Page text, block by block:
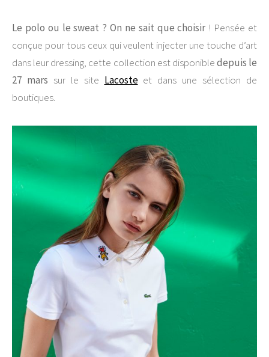
Le polo ou le sweat ? On ne sait que choisir! Pensée et
conçue pour tous ceux qui veulent injecter une touche d’art
dans leur dressing, cette collection est disponibledepuis le
27 mars sur le site Lacoste et dans une sélection de
boutiques.